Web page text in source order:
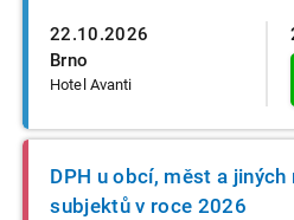
22.10.2026
Brno
Hotel Avanti
DPH u obcí, měst a jiných
subjektů v roce 2026